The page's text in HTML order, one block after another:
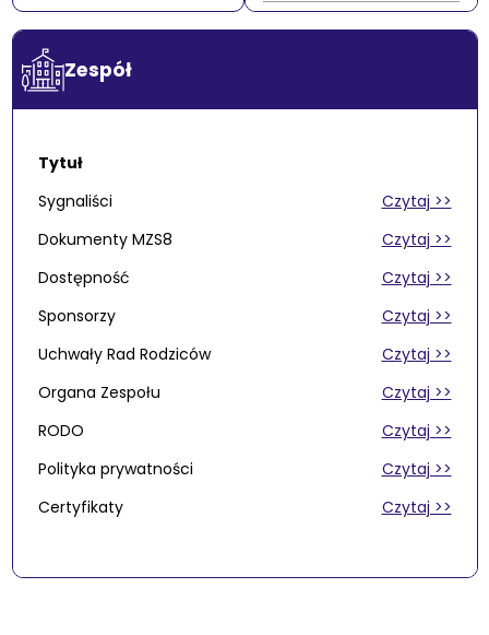
Zespół
Tytuł
Sygnaliści
Czytaj >>
Dokumenty MZS8
Czytaj >>
Dostępność
Czytaj >>
Sponsorzy
Czytaj >>
Uchwały Rad Rodziców
Czytaj >>
Organa Zespołu
Czytaj >>
RODO
Czytaj >>
Polityka prywatności
Czytaj >>
Certyfikaty
Czytaj >>